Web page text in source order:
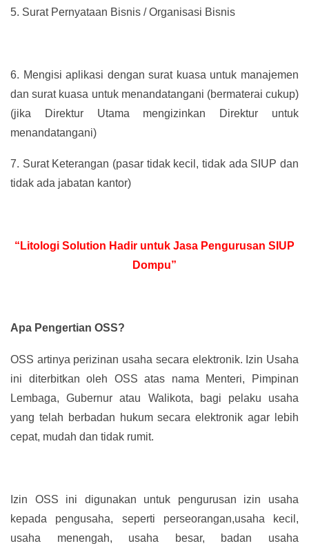
5. Surat Pernyataan Bisnis / Organisasi Bisnis
6. Mengisi aplikasi dengan surat kuasa untuk manajemen
dan surat kuasa untuk menandatangani (bermaterai cukup)
(jika Direktur Utama mengizinkan Direktur untuk
menandatangani)
7. Surat Keterangan (pasar tidak kecil, tidak ada SIUP dan
tidak ada jabatan kantor)
“Litologi Solution Hadir untuk Jasa Pengurusan SIUP
Dompu”
Apa Pengertian OSS?
OSS artinya perizinan usaha secara elektronik. Izin Usaha
ini diterbitkan oleh OSS atas nama Menteri, Pimpinan
Lembaga, Gubernur atau Walikota, bagi pelaku usaha
yang telah berbadan hukum secara elektronik agar lebih
cepat, mudah dan tidak rumit.
Izin OSS ini digunakan untuk pengurusan izin usaha
kepada pengusaha, seperti perseorangan,usaha kecil,
usaha menengah, usaha besar, badan usaha